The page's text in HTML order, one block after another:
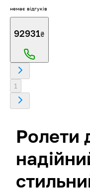
немає відгуків
92931₴
1
Ролети